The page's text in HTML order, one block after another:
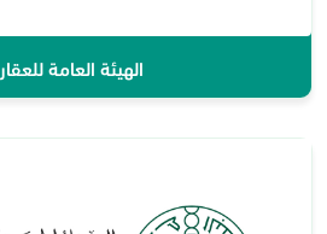
الهيئة العامة للعقار